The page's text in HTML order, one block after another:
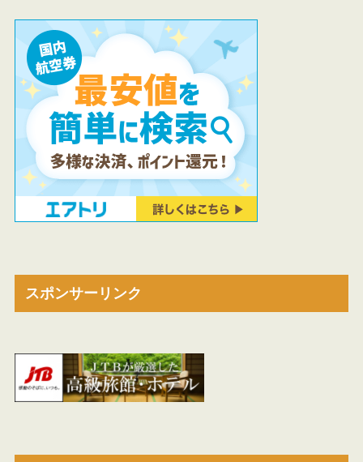
スポンサーリンク